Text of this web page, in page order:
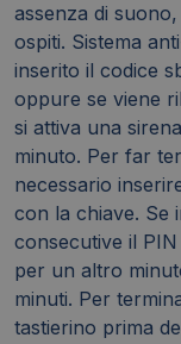
assenza di
ospiti. Sistema
inserito il codice
oppure se viene
si attiva una
minuto. Per far
necessario
con la chiave. Se
consecutive il
per un altro
minuti. Per
tastierino prima